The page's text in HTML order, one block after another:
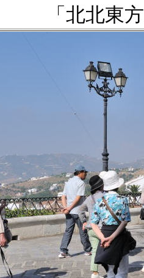
「北北東